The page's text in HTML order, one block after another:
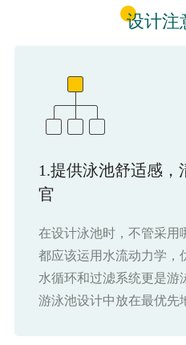
设计注
1.提供泳池舒适感，
官
在设计泳池时，不管采用
都应该运用水流动力学，
水循环和过滤系统更是游
游泳池设计中放在最优先